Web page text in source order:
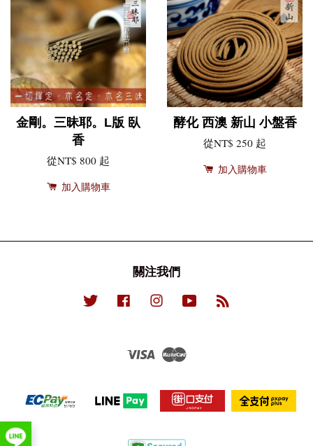
金剛。三昧耶。L版 臥
香
從NT$ 800 起
加入購物車
酵化 西澳 新山 小盤香
從NT$ 250 起
加入購物車
關注我們
Twitter Facebook Instagram YouTube
Visa